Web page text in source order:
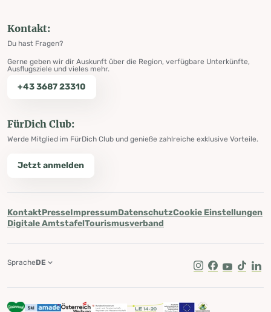
Kontakt:
Du hast Fragen?
Gerne geben wir dir Auskunft über die Region, verfügbare Unterkünfte,
Ausflugsziele und vieles mehr.
+43 3687 23310
FürDich Club:
Werde Mitglied im FürDich Club und genieße zahlreiche exklusive Vorteile.
Jetzt anmelden
KontaktPresseImpressumDatenschutzCookie Einstellungen
Digitale AmtstafelTourismusverband
Instagram
Facebook
Youtube
Tik Tok
SpracheDE